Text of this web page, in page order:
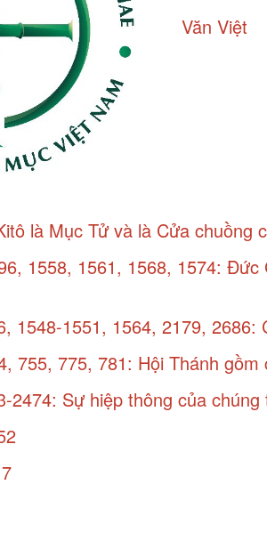
Văn Việt
là Mục Tử và là Cửa chuồng
1558, 1561, 1568, 1574:
1548-1551, 1564, 2179,
755, 775, 781: Hội Thánh
2474: Sự hiệp thông của